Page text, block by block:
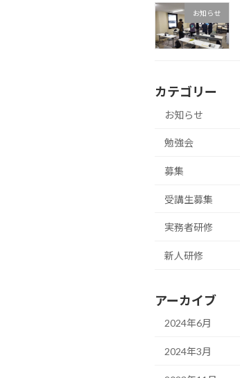
お知らせ
カテゴリー
お知らせ
勉強会
募集
受講生募集
実務者研修
新人研修
アーカイブ
2024年6月
2024年3月